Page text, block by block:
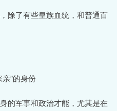
除了有些皇族血统，和普通百
”的身份
的军事和政治才能，尤其是在